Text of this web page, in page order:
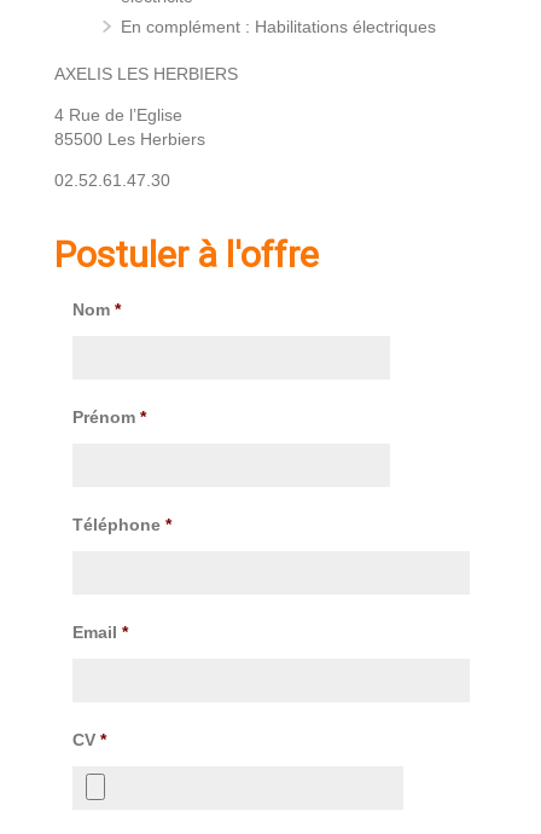
En complément : Habilitations électriques
AXELIS LES HERBIERS
4 Rue de l’Eglise
85500 Les Herbiers
02.52.61.47.30
Postuler à l'offre
Nom *
Prénom *
Téléphone *
Email *
CV *